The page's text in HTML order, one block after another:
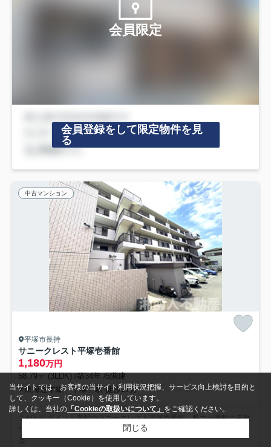
会員限定
会員登録をして限定物件を見
る
中古マンション
平塚市長持
サニークレスト平塚壱番館
1,180万円
58.79㎡ (3LDK) /築34年 /5階建
東海道本線「平塚」駅 徒歩57分
こだわりポイント満載のサニークレスト平塚壱番館。魅力が満載の素敵
な3LDK物件の情報をご用意しています。こちらは都市近郊...
る
当サイトでは、お客様の当サイト利用状況把握、サービス向上検討を目的と
して、クッキー（Cookie）を使用しています。
詳しくは、当社の 「Cookieの取扱いについて」 をご確認ください。
閉じる